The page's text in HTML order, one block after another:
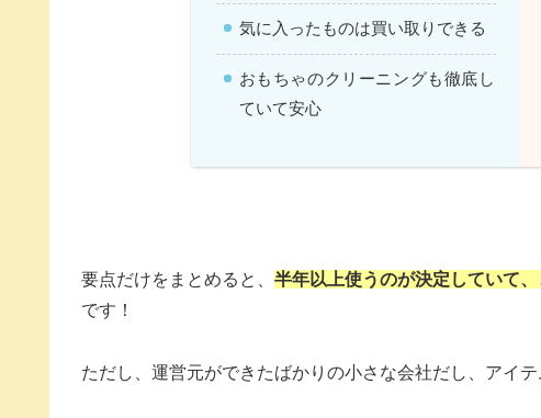
気に入ったものは買い取りできる
おもちゃのクリーニングも徹底し
ていて安心
要点だけをまとめると、 半年以上使うのが決定していて
です！
ただし、運営元ができたばかりの小さな会社だし、アイ